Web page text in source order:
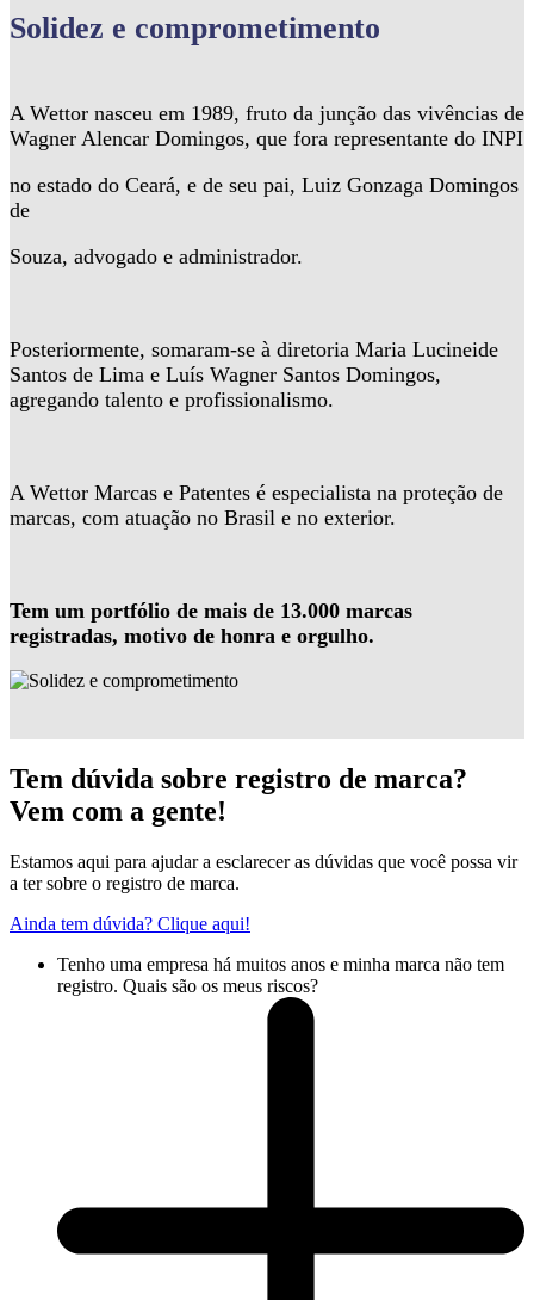
Solidez e comprometimento
A Wettor nasceu em 1989, fruto da junção das vivências de
Wagner Alencar Domingos, que fora representante do INPI
no estado do Ceará, e de seu pai, Luiz Gonzaga Domingos
de
Souza, advogado e administrador.
Posteriormente, somaram-se à diretoria Maria Lucineide
Santos de Lima e Luís Wagner Santos Domingos,
agregando talento e profissionalismo.
A Wettor Marcas e Patentes é especialista na proteção de
marcas, com atuação no Brasil e no exterior.
Tem um portfólio de mais de 13.000 marcas
registradas, motivo de honra e orgulho.
Tem dúvida sobre registro de marca?
Vem com a gente!
Estamos aqui para ajudar a esclarecer as dúvidas que você possa vir
a ter sobre o registro de marca.
Ainda tem dúvida? Clique aqui!
Tenho uma empresa há muitos anos e minha marca não tem
registro. Quais são os meus riscos?